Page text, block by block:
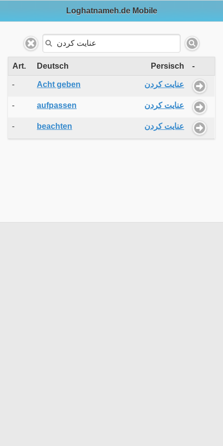
Loghatnameh.de Mobile
Art. Deutsch Persisch -
- Acht geben عنایت کردن
- aufpassen عنایت کردن
- beachten عنایت کردن